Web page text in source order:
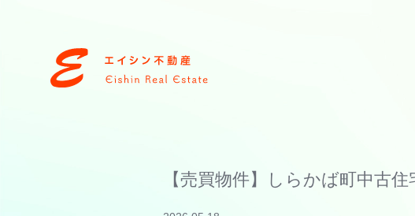
【売買物件】しらかば町中古